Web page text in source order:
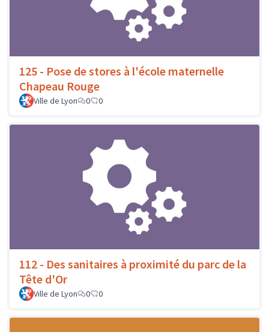
125 - Pose de stores à l'école maternelle
Chapeau Rouge
Ville de Lyon 0 0
112 - Des sanitaires à proximité du parc de la
Tête d'Or
Ville de Lyon 0 0